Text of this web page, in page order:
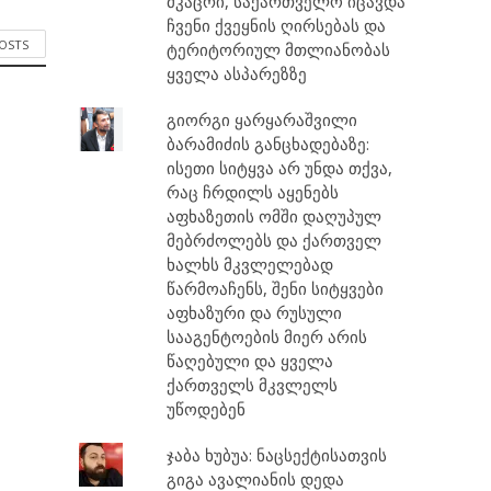
ჩვენი ქვეყნის ღირსებას და
ტერიტორიულ მთლიანობას
ყველა ასპარეზზე
გიორგი ყარყარაშვილი
ბარამიძის განცხადებაზე:
ისეთი სიტყვა არ უნდა თქვა,
რაც ჩრდილს აყენებს
აფხაზეთის ომში დაღუპულ
მებრძოლებს და ქართველ
ხალხს მკვლელებად
წარმოაჩენს, შენი სიტყვები
აფხაზური და რუსული
სააგენტოების მიერ არის
წაღებული და ყველა
ქართველს მკვლელს
უწოდებენ
ჯაბა ხუბუა: ნაცსექტისათვის
გიგა ავალიანის დედა